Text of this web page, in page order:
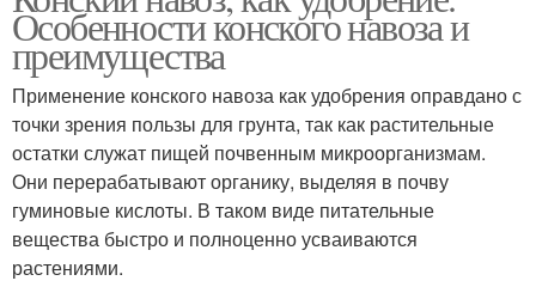
Особенности конского навоза и
преимущества
Применение конского навоза как удобрения оправдано с
точки зрения пользы для грунта, так как растительные
остатки служат пищей почвенным микроорганизмам.
Они перерабатывают органику, выделяя в почву
гуминовые кислоты. В таком виде питательные
вещества быстро и полноценно усваиваются
растениями.